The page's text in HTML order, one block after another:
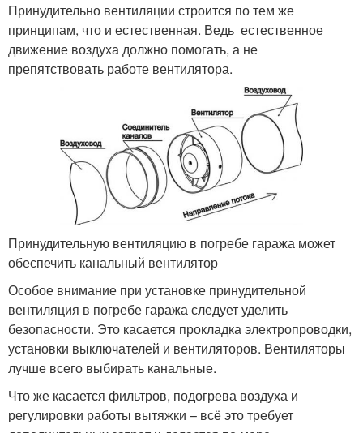
Принудительно вентиляции строится по тем же
принципам, что и естественная. Ведь естественное
движение воздуха должно помогать, а не
препятствовать работе вентилятора.
Принудительную вентиляцию в погребе гаража может
обеспечить канальный вентилятор
Особое внимание при установке принудительной
вентиляция в погребе гаража следует уделить
безопасности. Это касается прокладка электропроводки,
установки выключателей и вентиляторов. Вентиляторы
лучше всего выбирать канальные.
Что же касается фильтров, подогрева воздуха и
регулировки работы вытяжки – всё это требует